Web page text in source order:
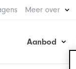
Meer over
Aanbod